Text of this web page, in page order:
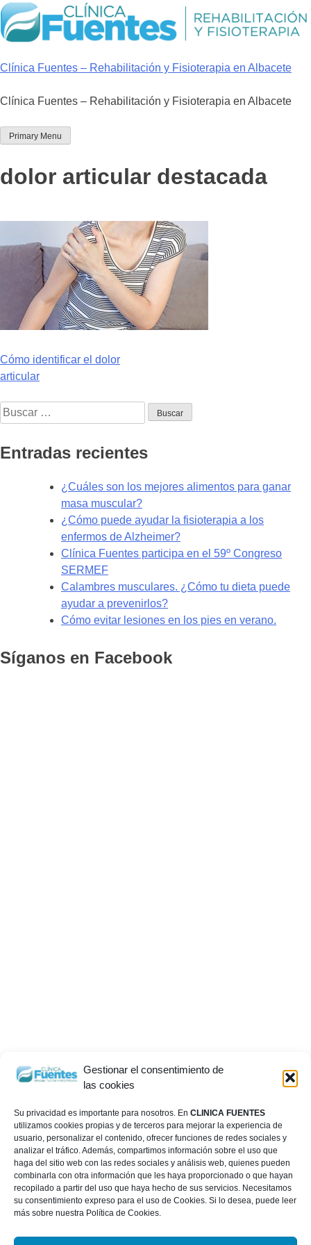
Gestionar el consentimiento de
las cookies
Su privacidad es importante para nosotros. En CLINICA FUENTES
utilizamos cookies propias y de terceros para mejorar la experiencia de
usuario, personalizar el contenido, ofrecer funciones de redes sociales y
analizar el tráfico. Además, compartimos información sobre el uso que
haga del sitio web con las redes sociales y análisis web, quienes pueden
combinarla con otra información que les haya proporcionado o que hayan
recopilado a partir del uso que haya hecho de sus servicios. Necesitamos
su consentimiento expreso para el uso de Cookies. Si lo desea, puede leer
más sobre nuestra Política de Cookies.
Skip
to
content
Clínica Fuentes – Rehabilitación y Fisioterapia en Albacete
Clínica Fuentes – Rehabilitación y Fisioterapia en Albacete
Primary Menu
dolor articular destacada
Navegación
de
entradas
Cómo identificar el dolor
articular
Buscar:
Entradas recientes
¿Cuáles son los mejores alimentos para ganar
masa muscular?
¿Cómo puede ayudar la fisioterapia a los
enfermos de Alzheimer?
Clínica Fuentes participa en el 59º Congreso
SERMEF
Calambres musculares. ¿Cómo tu dieta puede
ayudar a prevenirlos?
Cómo evitar lesiones en los pies en verano.
Síganos en Facebook